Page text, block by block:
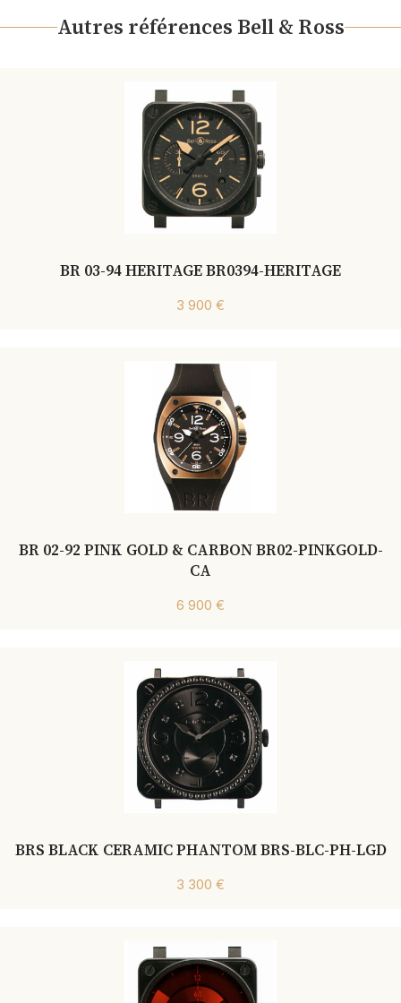
Autres références Bell & Ross
BR 03-94 HERITAGE BR0394-HERITAGE
3 900 €
BR 02-92 PINK GOLD & CARBON BR02-PINKGOLD-
CA
6 900 €
BRS BLACK CERAMIC PHANTOM BRS-BLC-PH-LGD
3 300 €